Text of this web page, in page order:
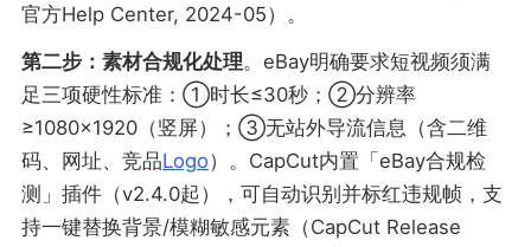
官方Help Center, 2024-05）。
第二步：素材合规化处理。eBay明确要求短视频须满
足三项硬性标准：①时长≤30秒；②分辨率
≥1080×1920（竖屏）；③无站外导流信息（含二维
码、网址、竞品Logo）。CapCut内置「eBay合规检
测」插件（v2.4.0起），可自动识别并标红违规帧，支
持一键替换背景/模糊敏感元素（CapCut Release